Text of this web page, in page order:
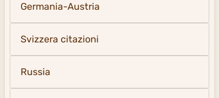
Germania-Austria
Svizzera citazioni
Russia